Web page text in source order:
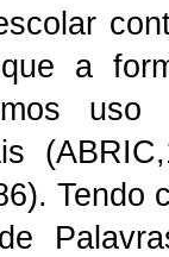
a
Tendo